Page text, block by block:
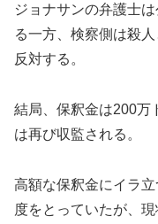
ジョナサンの弁護士
る一方、検察側は殺
反対する。
結局、保釈金は200万
は再び収監される。
高額な保釈金にイラ
度をとっていたが、